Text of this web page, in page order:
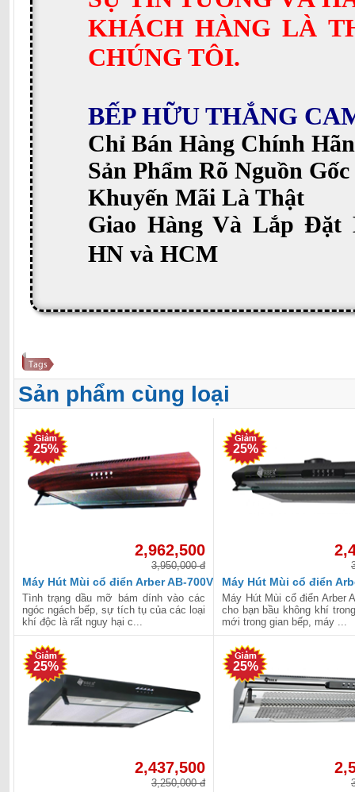
KHÁCH HÀNG LÀ
CHÚNG TÔI.
BẾP HỮU THẮNG
Chỉ Bán Hàng Chính
Sản Phẩm Rõ Nguồn
Khuyến Mãi Là Thật
Giao Hàng Và Lắp Đặt
HN và HCM
Sản phẩm cùng loại
25%
2,962,500
3,950,000 đ
Máy Hút Mùi cổ điển Arber AB-700V
Tình trạng dầu mỡ bám dính vào các
ngóc ngách bếp, sự tích tụ của các loại
khí độc là rất nguy hại c...
25%
Máy Hút Mùi cổ điển
700B
Máy Hút Mùi cổ điển Arber
cho bạn bầu không khí
mới trong gian bếp, máy ...
25%
2,437,500
3,250,000 đ
25%